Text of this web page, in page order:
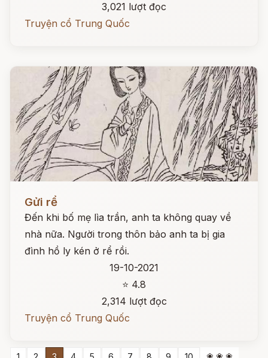
3,021 lượt đọc
Truyện cổ Trung Quốc
Gửi rể
Đến khi bố mẹ lìa trần, anh ta không quay về
nhà nữa. Người trong thôn bảo anh ta bị gia
đình hồ ly kén ở rể rồi.
19-10-2021
⭐ 4.8
2,314 lượt đọc
Truyện cổ Trung Quốc
❀ ❀ ❀